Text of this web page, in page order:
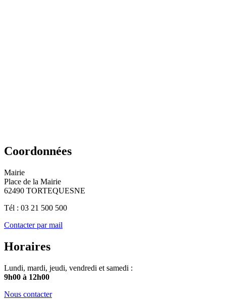
Coordonnées
Mairie
Place de la Mairie
62490 TORTEQUESNE
Tél : 03 21 500 500
Contacter par mail
Horaires
Lundi, mardi, jeudi, vendredi et samedi :
9h00 à 12h00
Nous contacter